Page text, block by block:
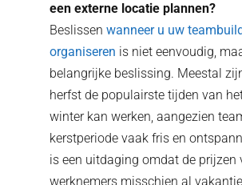
een externe locatie plannen?
Beslissenwanneer u uw
organiseren is niet eenvoudig,
belangrijke beslissing. Meestal
herfst de populairste tijden van
winter kan werken, aangezien
kerstperiode vaak fris en
is een uitdaging omdat de prijzen
werknemers misschien al